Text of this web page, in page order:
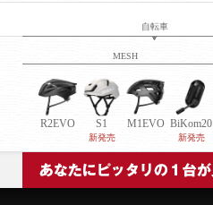
自転車
MESH
R2EVO S1
新発売
M1EVO BiKom20
新発売